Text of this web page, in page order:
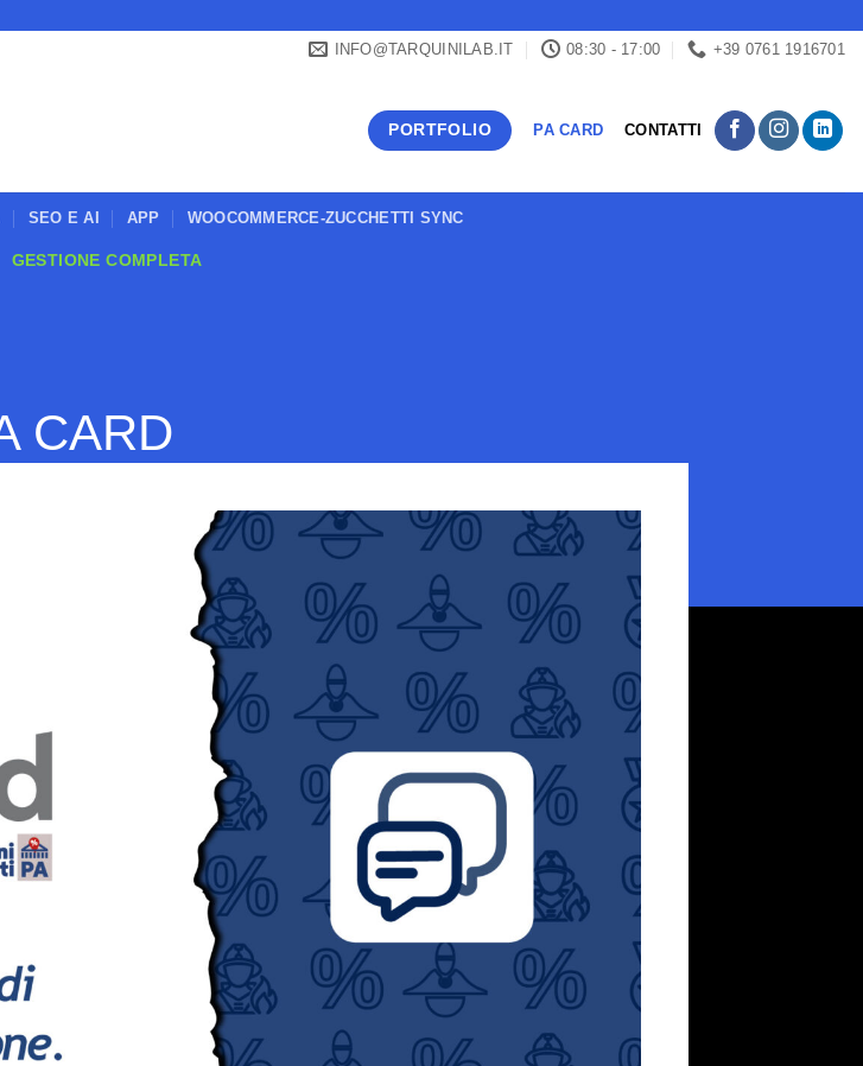
INFO@TARQUINILAB.IT 08:30 - 17:00 +39 0761 1916701
PORTFOLIO PA CARD CONTATTI
SEO E AI APP WOOCOMMERCE-ZUCCHETTI SYNC
GESTIONE COMPLETA
CARD